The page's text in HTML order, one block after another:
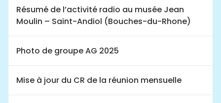
Résumé de l’activité radio au musée Jean
Moulin – Saint-Andiol (Bouches-du-Rhone)
Photo de groupe AG 2025
Mise à jour du CR de la réunion mensuelle